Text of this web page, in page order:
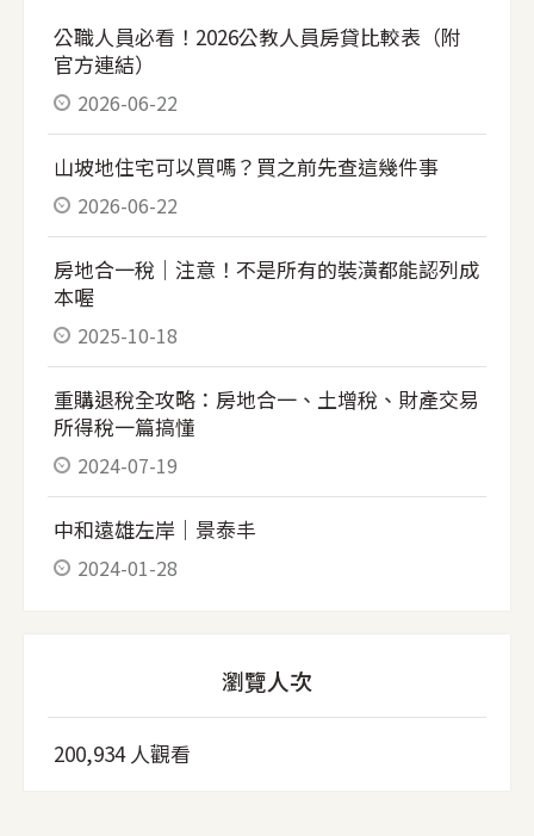
公職人員必看！2026公教人員房貸比較表（附
官方連結）
2026-06-22
山坡地住宅可以買嗎？買之前先查這幾件事
2026-06-22
房地合一稅｜注意！不是所有的裝潢都能認列成
本喔
2025-10-18
重購退稅全攻略：房地合一、土增稅、財產交易
所得稅一篇搞懂
2024-07-19
中和遠雄左岸｜景泰丰
2024-01-28
瀏覽人次
200,934 人觀看